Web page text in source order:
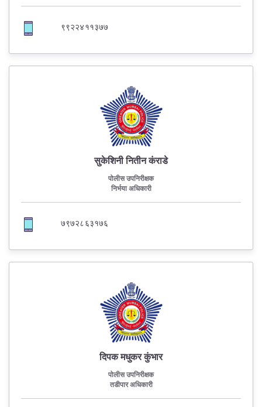
९९२२४११३७७
सुकेशिनी नितीन कंराडे
पोलीस उपनिरीक्षक
निर्भया अधिकारी
७९७२८६३१७६
दिपक मधुकर कुंभार
पोलीस उपनिरीक्षक
तडीपार अधिकारी